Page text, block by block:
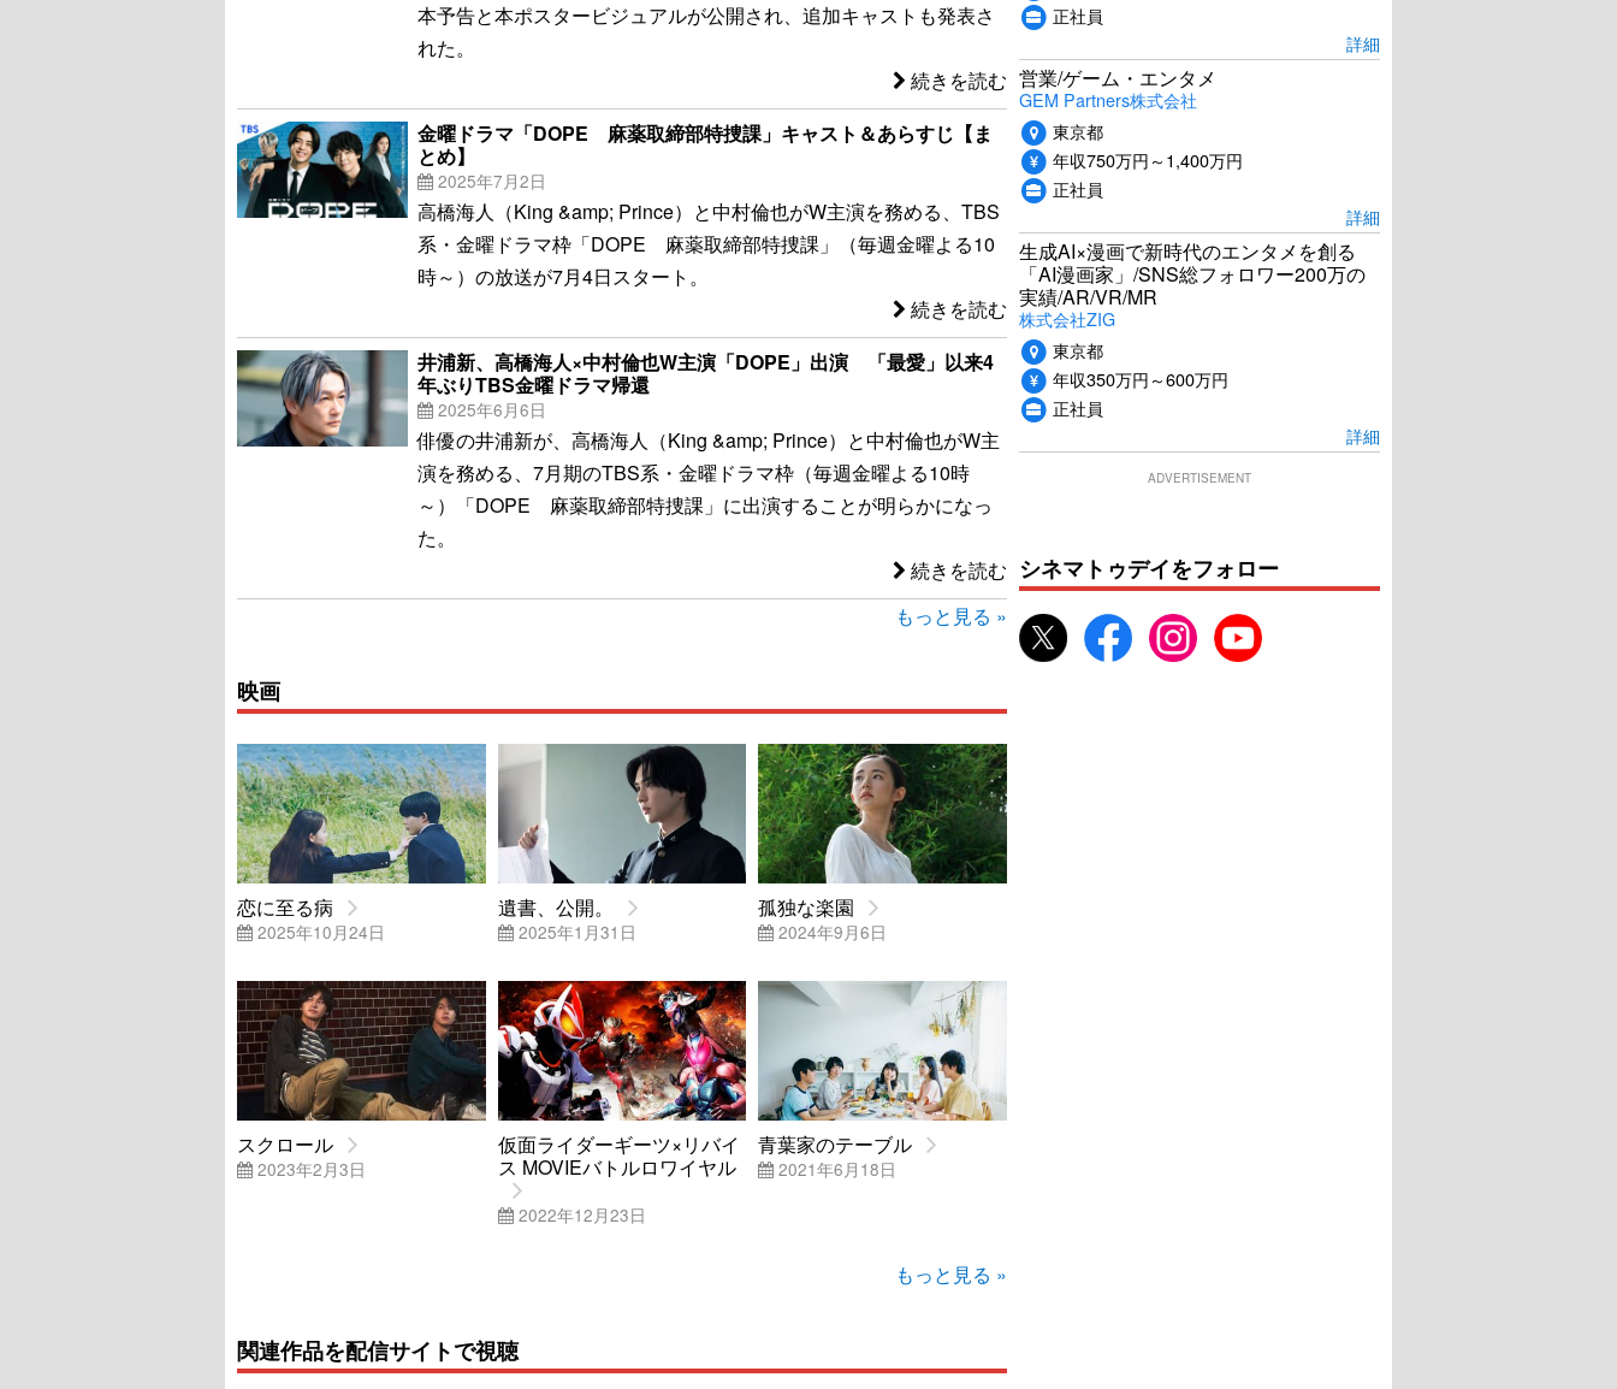
本予告と本ポスタービジュアルが公開され、追加キャストも発表さ
れた。
続きを読む
金曜ドラマ「DOPE 麻薬取締部特捜課」キャスト＆あらすじ【ま
とめ】
2025年7月2日
高橋海人（King &amp; Prince）と中村倫也がW主演を務める、TBS
系・金曜ドラマ枠「DOPE 麻薬取締部特捜課」（毎週金曜よる10
時～）の放送が7月4日スタート。
続きを読む
井浦新、高橋海人×中村倫也W主演「DOPE」出演 「最愛」以来4
年ぶりTBS金曜ドラマ帰還
2025年6月6日
俳優の井浦新が、高橋海人（King &amp; Prince）と中村倫也がW主
演を務める、7月期のTBS系・金曜ドラマ枠（毎週金曜よる10時
～）「DOPE 麻薬取締部特捜課」に出演することが明らかになっ
た。
続きを読む
もっと見る »
映画
恋に至る病
2025年10月24日
遺書、公開。
2025年1月31日
孤独な楽園
2024年9月6日
スクロール
2023年2月3日
仮面ライダーギーツ×リバイ
ス MOVIEバトルロワイヤル
2022年12月23日
青葉家のテーブル
2021年6月18日
もっと見る »
関連作品を配信サイトで視聴
正社員
詳細
営業/ゲーム・エンタメ
GEM Partners株式会社
東京都
年収750万円～1,400万円
正社員
詳細
生成AI×漫画で新時代のエンタメを創る
「AI漫画家」/SNS総フォロワー200万の
実績/AR/VR/MR
株式会社ZIG
東京都
年収350万円～600万円
正社員
詳細
ADVERTISEMENT
シネマトゥデイをフォロー